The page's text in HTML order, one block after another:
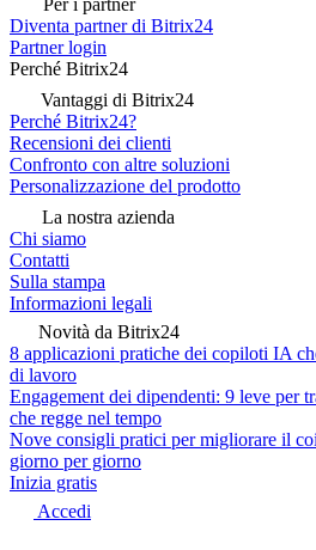
Per i partner
Diventa partner di Bitrix24
Partner login
Perché Bitrix24
Vantaggi di Bitrix24
Perché Bitrix24?
Recensioni dei clienti
Confronto con altre soluzioni
Personalizzazione del prodotto
La nostra azienda
Chi siamo
Contatti
Sulla stampa
Informazioni legali
Novità da Bitrix24
8 applicazioni pratiche dei copiloti IA
di lavoro
Engagement dei dipendenti: 9 leve per
che regge nel tempo
Nove consigli pratici per migliorare il
giorno per giorno
Inizia gratis
Accedi